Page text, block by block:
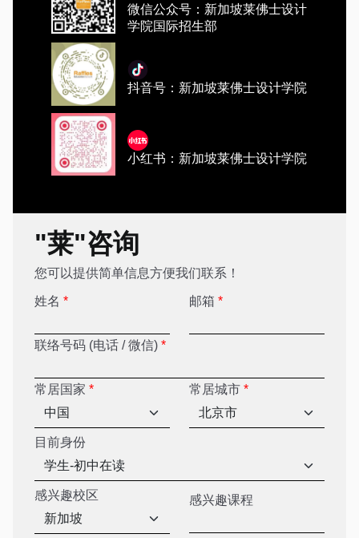
微信公众号：新加坡莱佛士设计
学院国际招生部
抖音号：新加坡莱佛士设计学院
小红书：新加坡莱佛士设计学院
"莱"咨询
您可以提供简单信息方便我们联系！
姓名 * 邮箱 *
联络号码 (电话 / 微信) *
常居国家 * 常居城市 *
目前身份
感兴趣校区 感兴趣课程